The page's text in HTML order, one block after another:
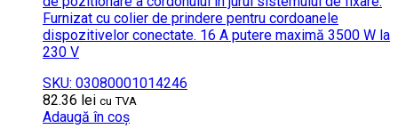
Furnizat cu colier de prindere pentru cordoanele
dispozitivelor conectate. 16 A putere maximă 3500 W la
230 V
SKU: 03080001014246
82.36 lei cu TVA
Adaugă în coș